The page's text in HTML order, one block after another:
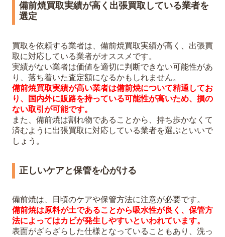
備前焼買取実績が高く出張買取している業者を
選定
買取を依頼する業者は、備前焼買取実績が高く、出張買
取に対応している業者がオススメです。
実績がない業者は価値を適切に判断できない可能性があ
り、落ち着いた査定額になるかもしれません。
備前焼買取実績が高い業者は備前焼について精通してお
り、国内外に販路を持っている可能性が高いため、損の
ない取引が可能です。
また、備前焼は割れ物であることから、持ち歩かなくて
済むように出張買取に対応している業者を選ぶといいで
しょう。
正しいケアと保管を心がける
備前焼は、日頃のケアや保管方法に注意が必要です。
備前焼は原料が土であることから吸水性が良く、保管方
法によってはカビが発生しやすいといわれています。
表面がざらざらした仕様となっていることもあり、洗っ